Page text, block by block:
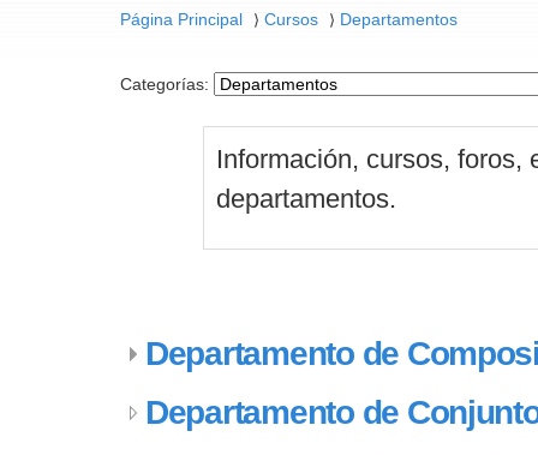
Página Principal ⟩ Cursos ⟩ Departamentos
Categorías:
Información, cursos, foros,
departamentos.
Departamento de
Departamento de